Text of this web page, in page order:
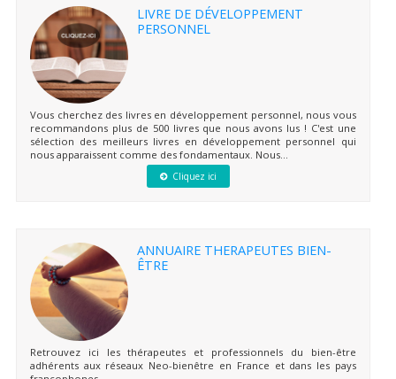
LIVRE DE DÉVELOPPEMENT
PERSONNEL
Vous cherchez des livres en développement personnel, nous vous
recommandons plus de 500 livres que nous avons lus ! C'est une
sélection des meilleurs livres en développement personnel qui
nous apparaissent comme des fondamentaux. Nous...
Cliquez ici
ANNUAIRE THERAPEUTES BIEN-
ÊTRE
Retrouvez ici les thérapeutes et professionnels du bien-être
adhérents aux réseaux Neo-bienêtre en France et dans les pays